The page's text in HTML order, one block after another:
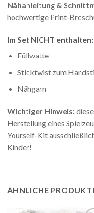
Nähanleitung &
hochwertige Print-
Im Set NICHT enthalten:
Füllwatte
Sticktwist zum
Nähgarn
Wichtiger Hinweis:
Herstellung eines
Yourself-Kit
Kinder!
ÄHNLICHE